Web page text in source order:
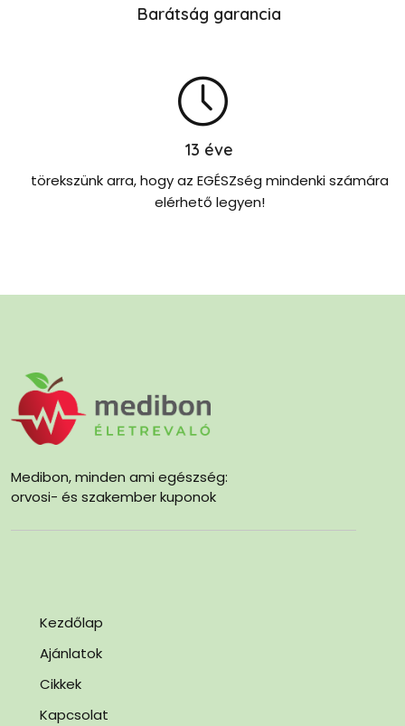
Barátság garancia
13 éve
törekszünk arra, hogy az EGÉSZség mindenki számára
elérhető legyen!
Medibon, minden ami egészség:
orvosi- és szakember kuponok
Kezdőlap
Ajánlatok
Cikkek
Kapcsolat